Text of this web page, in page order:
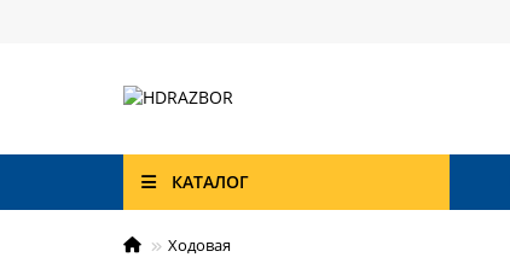
КАТАЛОГ
Ходовая